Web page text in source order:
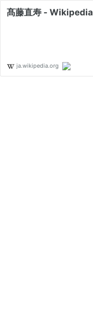
髙藤直寿 - Wikipedia
ja.wikipedia.org